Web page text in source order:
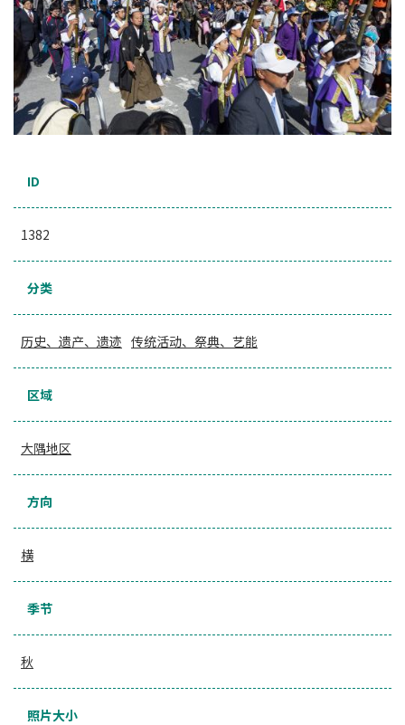
ID
1382
分类
历史、遗产、遗迹 传统活动、祭典、艺能
区域
大隅地区
方向
横
季节
秋
照片大小